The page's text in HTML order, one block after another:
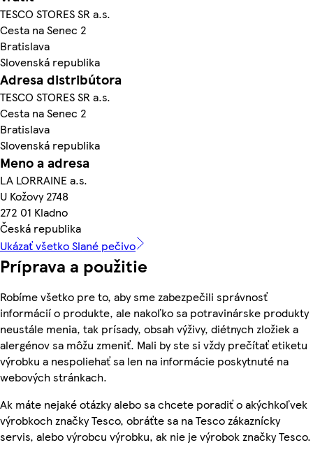
TESCO STORES SR a.s.
Cesta na Senec 2
Bratislava
Slovenská republika
Adresa distribútora
TESCO STORES SR a.s.
Cesta na Senec 2
Bratislava
Slovenská republika
Meno a adresa
LA LORRAINE a.s.
U Kožovy 2748
272 01 Kladno
Česká republika
Ukázať všetko Slané pečivo
Príprava a použitie
Robíme všetko pre to, aby sme zabezpečili správnosť
informácií o produkte, ale nakoľko sa potravinárske produkty
neustále menia, tak prísady, obsah výživy, diétnych zložiek a
alergénov sa môžu zmeniť. Mali by ste si vždy prečítať etiketu
výrobku a nespoliehať sa len na informácie poskytnuté na
webových stránkach.
Ak máte nejaké otázky alebo sa chcete poradiť o akýchkoľvek
výrobkoch značky Tesco, obráťte sa na Tesco zákaznícky
servis, alebo výrobcu výrobku, ak nie je výrobok značky Tesco.